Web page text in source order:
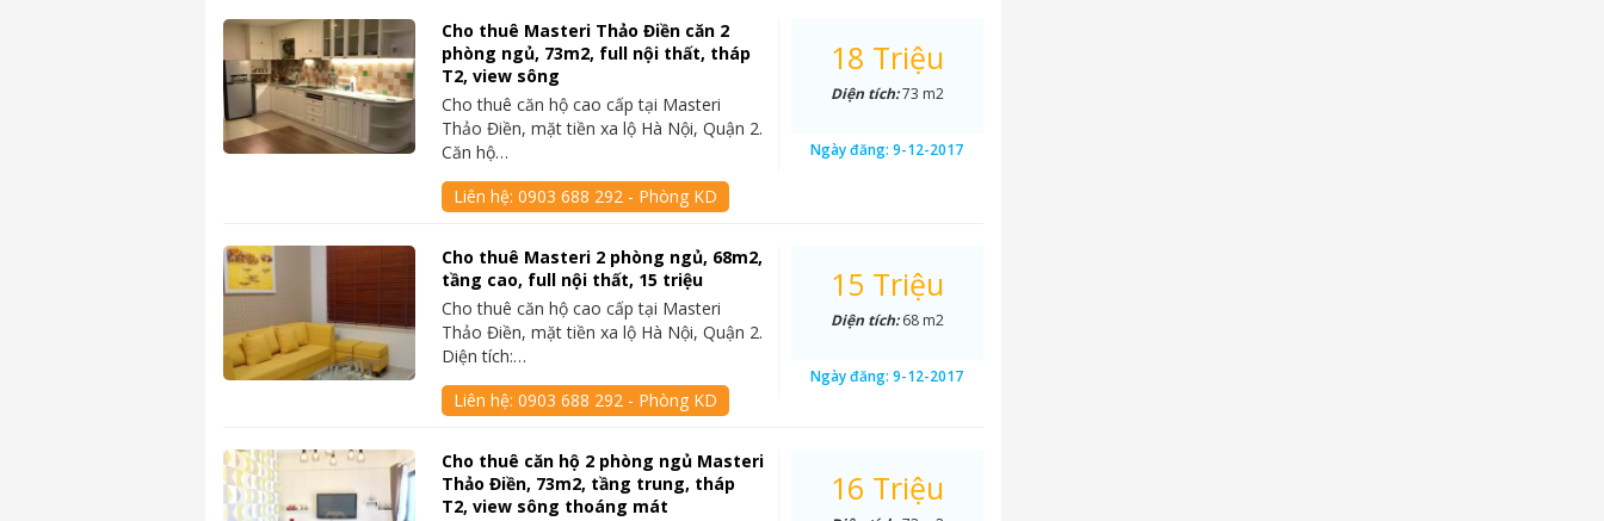
Cho thuê Masteri Thảo Điền căn 2
phòng ngủ, 73m2, full nội thất, tháp
T2, view sông
Cho thuê căn hộ cao cấp tại Masteri
Thảo Điền, mặt tiền xa lộ Hà Nội, Quận 2.
Căn hộ…
Liên hệ:0903 688 292 - Phòng KD
18 Triệu
Diện tích:73 m2
Ngày đăng:9-12-2017
Cho thuê Masteri 2 phòng ngủ, 68m2,
tầng cao, full nội thất, 15 triệu
Cho thuê căn hộ cao cấp tại Masteri
Thảo Điền, mặt tiền xa lộ Hà Nội, Quận 2.
Diện tích:…
Liên hệ:0903 688 292 - Phòng KD
15 Triệu
Diện tích:68 m2
Ngày đăng:9-12-2017
Cho thuê căn hộ 2 phòng ngủ Masteri
Thảo Điền, 73m2, tầng trung, tháp
T2, view sông thoáng mát
16 Triệu